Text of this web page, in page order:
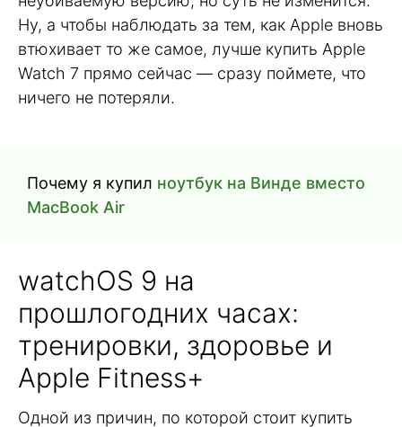
Ну, а чтобы наблюдать за тем, как Apple вновь
втюхивает то же самое, лучше купить Apple
Watch 7 прямо сейчас — сразу поймете, что
ничего не потеряли.
Почему я купил ноутбук на Винде вместо
MacBook Air
watchOS 9 на
прошлогодних часах:
тренировки, здоровье и
Apple Fitness+
Одной из причин, по которой стоит купить